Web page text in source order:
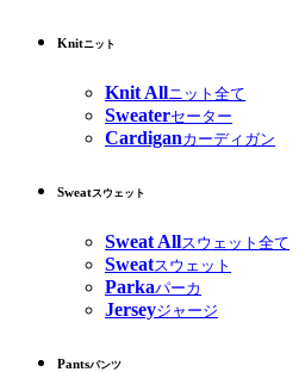
Knitニット
Knit Allニット全て
Sweaterセーター
Cardiganカーディガン
Sweatスウェット
Sweat Allスウェット全て
Sweatスウェット
Parkaパーカ
Jerseyジャージ
Pantsパンツ